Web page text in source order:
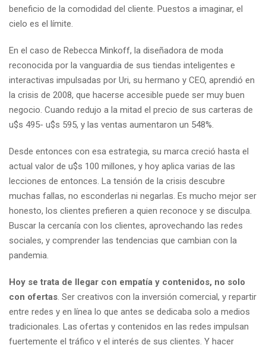
beneficio de la comodidad del cliente. Puestos a imaginar, el
cielo es el límite.
En el caso de Rebecca Minkoff, la diseñadora de moda
reconocida por la vanguardia de sus tiendas inteligentes e
interactivas impulsadas por Uri, su hermano y CEO, aprendió en
la crisis de 2008, que hacerse accesible puede ser muy buen
negocio. Cuando redujo a la mitad el precio de sus carteras de
u$s 495- u$s 595, y las ventas aumentaron un 548%.
Desde entonces con esa estrategia, su marca creció hasta el
actual valor de u$s 100 millones, y hoy aplica varias de las
lecciones de entonces. La tensión de la crisis descubre
muchas fallas, no esconderlas ni negarlas. Es mucho mejor ser
honesto, los clientes prefieren a quien reconoce y se disculpa.
Buscar la cercanía con los clientes, aprovechando las redes
sociales, y comprender las tendencias que cambian con la
pandemia.
Hoy se trata de llegar con empatía y contenidos, no solo
con ofertas. Ser creativos con la inversión comercial, y repartir
entre redes y en línea lo que antes se dedicaba solo a medios
tradicionales. Las ofertas y contenidos en las redes impulsan
fuertemente el tráfico y el interés de sus clientes. Y hacer